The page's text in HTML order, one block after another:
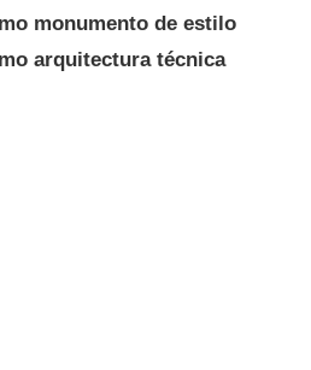
monumento de estilo
arquitectura técnica